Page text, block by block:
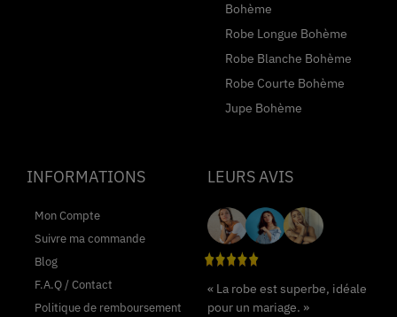
Bohème
Robe Longue Bohème
Robe Blanche Bohème
Robe Courte Bohème
Jupe Bohème
INFORMATIONS
Mon Compte
Suivre ma commande
Blog
F.A.Q / Contact
Politique de remboursement
LEURS AVIS
« La robe est superbe, idéale
pour un mariage. »